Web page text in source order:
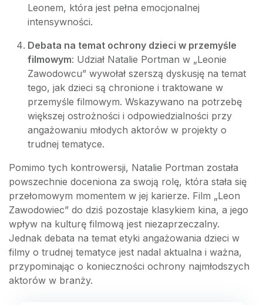
Leonem, która jest pełna emocjonalnej
intensywności.
Debata na temat ochrony dzieci w przemyśle
filmowym: Udział Natalie Portman w „Leonie
Zawodowcu” wywołał szerszą dyskusję na temat
tego, jak dzieci są chronione i traktowane w
przemyśle filmowym. Wskazywano na potrzebę
większej ostrożności i odpowiedzialności przy
angażowaniu młodych aktorów w projekty o
trudnej tematyce.
Pomimo tych kontrowersji, Natalie Portman została
powszechnie doceniona za swoją rolę, która stała się
przełomowym momentem w jej karierze. Film „Leon
Zawodowiec” do dziś pozostaje klasykiem kina, a jego
wpływ na kulturę filmową jest niezaprzeczalny.
Jednak debata na temat etyki angażowania dzieci w
filmy o trudnej tematyce jest nadal aktualna i ważna,
przypominając o konieczności ochrony najmłodszych
aktorów w branży.